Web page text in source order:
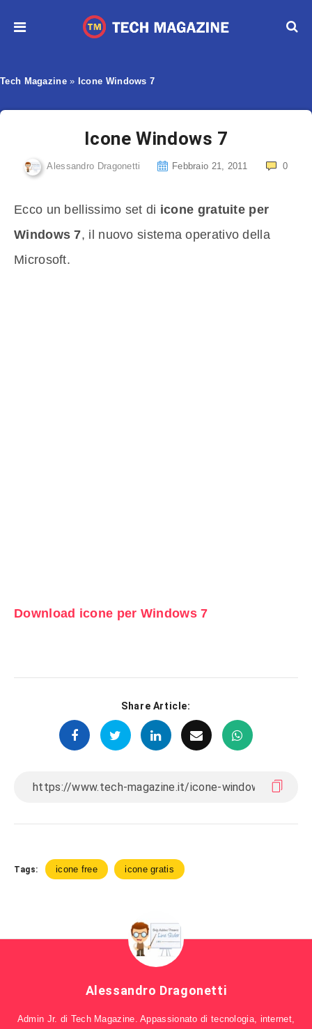
Tech Magazine» Icone Windows 7
Icone Windows 7
Alessandro Dragonetti Febbraio 21, 2011 0
Ecco un bellissimo set di icone gratuite per
Windows 7, il nuovo sistema operativo della
Microsoft.
Download icone per Windows 7
Share Article:
Tags: icone free icone gratis
Alessandro Dragonetti
Admin Jr. di Tech Magazine. Appassionato di tecnologia, internet,